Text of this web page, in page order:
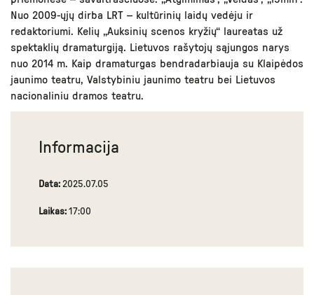
Nuo 2009-ųjų dirba LRT – kultūrinių laidų vedėju ir
redaktoriumi. Kelių „Auksinių scenos kryžių“ laureatas už
spektaklių dramaturgiją. Lietuvos rašytojų sąjungos narys
nuo 2014 m. Kaip dramaturgas bendradarbiauja su Klaipėdos
jaunimo teatru, Valstybiniu jaunimo teatru bei Lietuvos
nacionaliniu dramos teatru.
Informacija
Data: 2025.07.05
Laikas: 17:00